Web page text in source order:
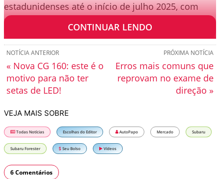
estadunidenses até o início de julho 2025, com
preço inicial sugerido de US$ 34.995 (R$ 202 mil).
CONTINUAR LENDO
PRÓXIMA NOTÍCIA
Erros mais comuns que
reprovam no exame de
direção »
NOTÍCIA ANTERIOR
« Nova CG 160: este é o
motivo para não ter
setas de LED!
VEJA MAIS SOBRE
Todas Notícias Escolhas do Editor AutoPapo Mercado Subaru
Subaru Forester Seu Bolso Vídeos
6 Comentários